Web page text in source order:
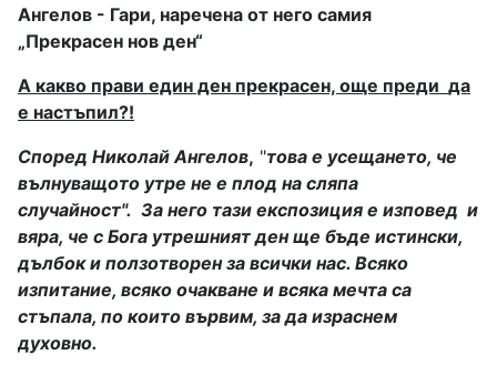
Ангелов - Гари, наречена от него самия
„Прекрасен нов ден“
А какво прави един ден прекрасен, още преди да
е настъпил?!
Според Николай Ангелов, "това е усещането, че
вълнуващото утре не е плод на сляпа
случайност". За него тази експозиция е изповед и
вяра, че с Бога утрешният ден ще бъде истински,
дълбок и ползотворен за всички нас. Всяко
изпитание, всяко очакване и всяка мечта са
стъпала, по които вървим, за да израснем
духовно.